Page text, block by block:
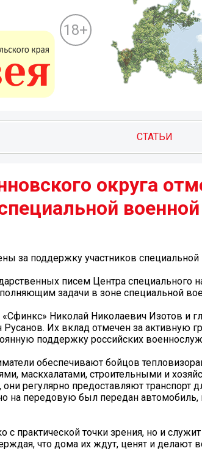
18+
СТАТЬИ
округа
за поддержку участников
писем Центра специального
задачи в зоне специальной
Николай Николаевич Изотов и
Их вклад отмечен за активную
поддержку российских
обеспечивают бойцов
маскхалатами, строительными и
регулярно предоставляют транспорт
на передовую был передан автомобиль,
практической точки зрения, но и
что дома их ждут, ценят и делают